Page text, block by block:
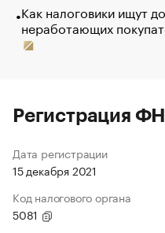
Как налоговики ищут
неработающих
Регистрация
Дата регистрации
15 декабря 2021
Код налогового органа
5081